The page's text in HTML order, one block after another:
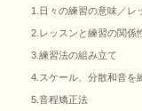
1.日々の練習の意味／レ
2.レッスンと練習の関係
3.練習法の組み立て
4.スケール、分散和音を
5.音程矯正法